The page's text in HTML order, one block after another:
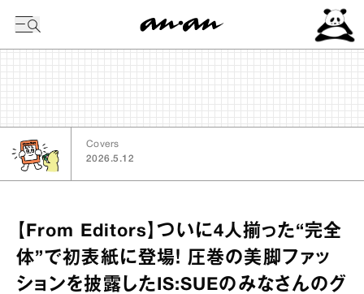
Covers
2026.5.12
【From Editors】ついに4人揃った“完全
体”で初表紙に登場！ 圧巻の美脚ファッ
ションを披露したIS:SUEのみなさんのグ